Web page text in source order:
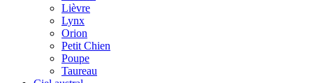
Lièvre
Lynx
Orion
Petit Chien
Poupe
Taureau